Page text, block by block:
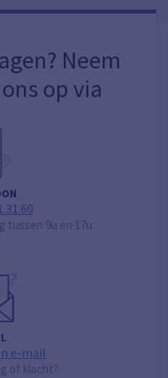
Neem
op via
tussen 9u en 17u
e-mail
of klacht?